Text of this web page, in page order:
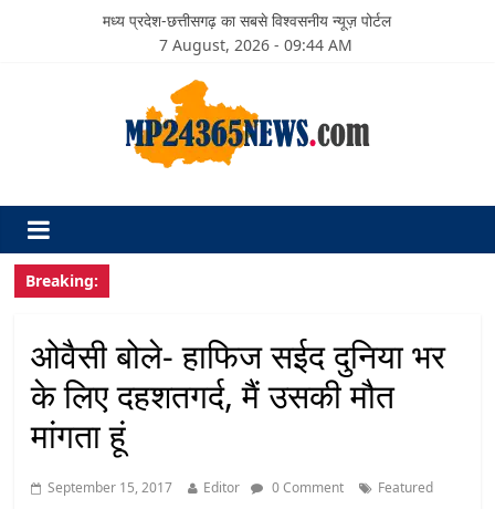
मध्य प्रदेश-छत्तीसगढ़ का सबसे विश्वसनीय न्यूज़ पोर्टल
7 August, 2026 - 09:44 AM
Breaking:
ओवैसी बोले- हाफिज सईद दुनिया भर
के लिए दहशतगर्द, मैं उसकी मौत
मांगता हूं
September 15, 2017 Editor 0 Comment Featured